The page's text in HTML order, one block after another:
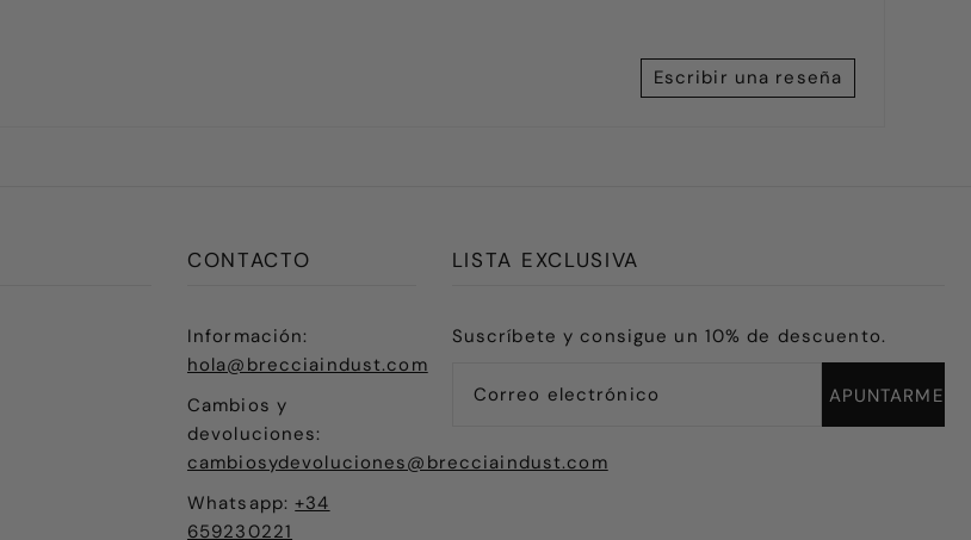
Escribir una reseña
CONTACTO
Información:
hola@brecciaindust.com
Cambios y
devoluciones:
cambiosydevoluciones@brecciaindust.com
Whatsapp:+34
659230221
LISTA EXCLUSIVA
Suscríbete y consigue un 10% de descuento.